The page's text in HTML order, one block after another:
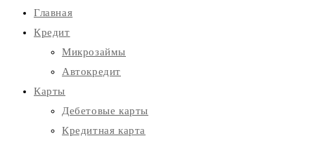
Главная
Кредит
Микрозаймы
Автокредит
Карты
Дебетовые карты
Кредитная карта